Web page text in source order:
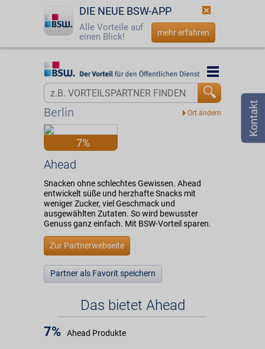
DIE NEUE BSW-APP
Alle Vorteile auf
einen Blick!
mehr erfahren
Startseite
Login
Berlin
Startseite
7%
Ahead
Snacken ohne schlechtes Gewissen. Ahead
entwickelt süße und herzhafte Snacks mit
weniger Zucker, viel Geschmack und
ausgewählten Zutaten. So wird bewusster
Genuss ganz einfach. Mit BSW-Vorteil sparen.
Zur Partnerwebseite
Partner als Favorit speichern
Das bietet Ahead
7% Ahead Produkte